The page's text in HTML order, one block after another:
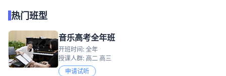
热门班型
音乐高考全年班
开班时间: 全年
授课人群: 高二 高三
申请试听